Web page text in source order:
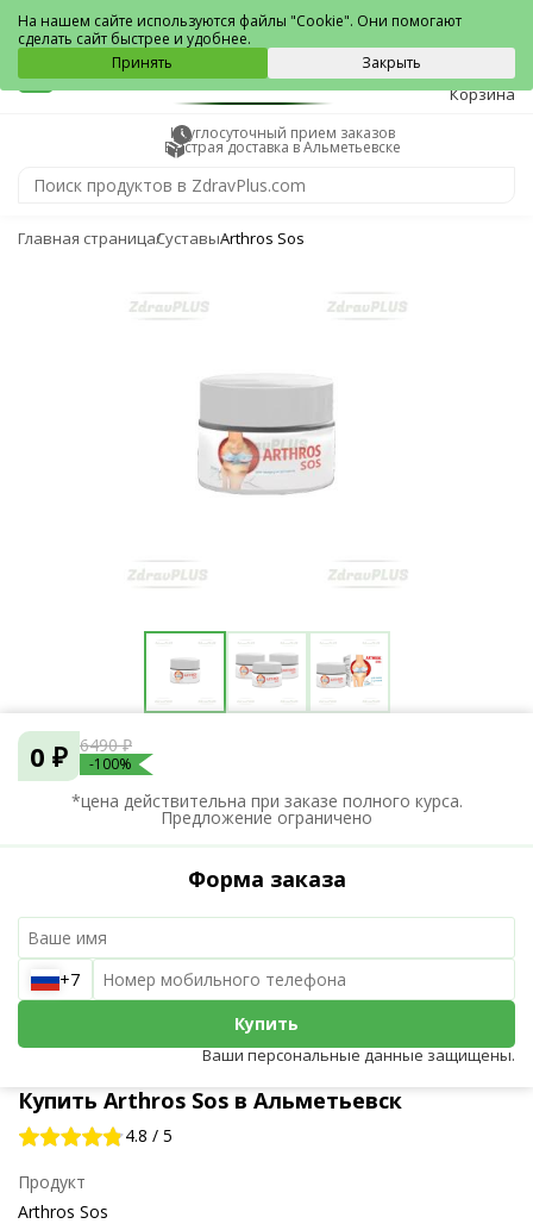
Альметьевск
0
Корзина
Круглосуточный прием заказов
Быстрая доставка в Альметьевске
Главная страницаСуставыArthros Sos
Купить Arthros Sos в Альметьевск
4.8 / 5
Продукт
Arthros Sos
0 ₽ 6490 ₽
-100%
*цена действительна при заказе полного курса.
Предложение ограничено
Форма заказа
+7
Купить
Ваши персональные данные защищены.
На нашем сайте используются файлы "Cookie". Они помогают
сделать сайт быстрее и удобнее.
Принять
Закрыть